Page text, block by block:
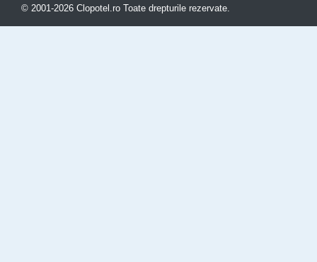
© 2001-2026 Clopotel.ro Toate drepturile rezervate.